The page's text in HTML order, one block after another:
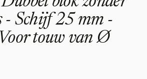
- Schijf 25 mm -
touw van Ø